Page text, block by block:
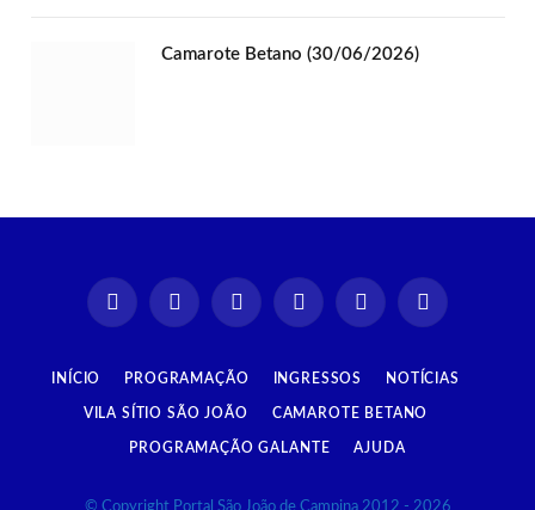
Camarote Betano (30/06/2026)
InstagramFacebookTikTok
X
YouTube Spotify
INÍCIO PROGRAMAÇÃO INGRESSOS NOTÍCIAS
VILA SÍTIO SÃO JOÃO CAMAROTE BETANO
PROGRAMAÇÃO GALANTE AJUDA